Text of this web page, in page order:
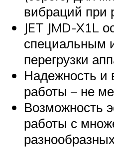
вибраций при
JET JMD-X1L
специальным
перегрузки
Надежность и
работы – не
Возможность
работы с